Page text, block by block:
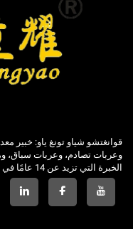
قوانغتشو شياو تونغ ياو: خبير
وعربات تصادم، وعربات سباق،
الخبرة التي تزيد عن 14 عامًا في الحرفية عالية الجودة.